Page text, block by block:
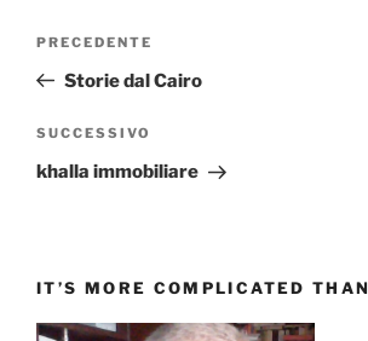
Articolo
precedente:
PRECEDENTE
Storie dal Cairo
Articolo
successivo
SUCCESSIVO
khalla immobiliare
IT’S MORE COMPLICATED